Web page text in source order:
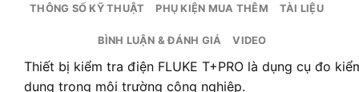
THÔNG SỐ KỸ THUẬT PHỤ KIỆN MUA THÊM TÀI LIỆU
BÌNH LUẬN & ĐÁNH GIÁ VIDEO
Thiết bị kiểm tra điện FLUKE T+PRO là dụng cụ đo
dụng trong môi trường công nghiệp.